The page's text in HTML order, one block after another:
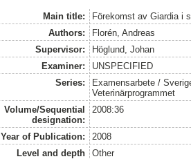
Main title:
Förekomst av Giardia i
Authors:
Florén, Andreas
Supervisor:
Höglund, Johan
Examiner:
UNSPECIFIED
Series:
Examensarbete /
Veterinärprogrammet
Volume/Sequential
designation:
2008:36
Year of Publication:
2008
Level and depth
Other